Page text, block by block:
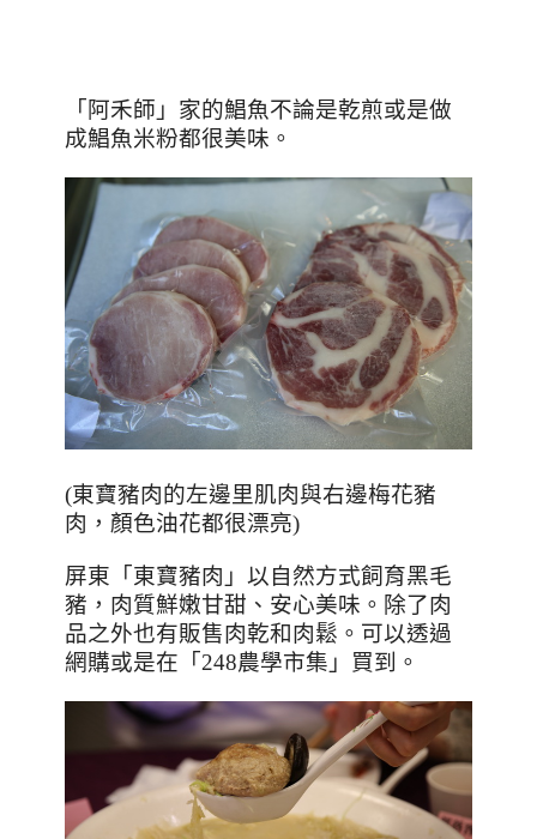
「阿禾師」家的鯧魚不論是乾煎或是做
成鯧魚米粉都很美味。
(東寶豬肉的左邊里肌肉與右邊梅花豬
肉，顏色油花都很漂亮)
屏東「東寶豬肉」以自然方式飼育黑毛
豬，肉質鮮嫩甘甜、安心美味。除了肉
品之外也有販售肉乾和肉鬆。可以透過
網購或是在「248農學市集」買到。